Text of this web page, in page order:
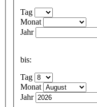
Tag
Monat
Jahr
bis:
Tag
Monat
Jahr